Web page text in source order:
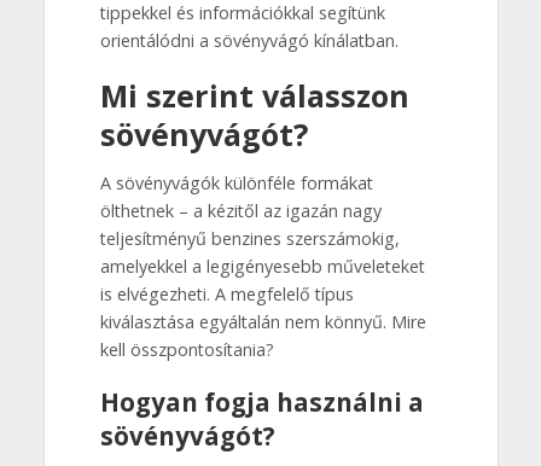
tippekkel és információkkal segítünk
orientálódni a sövényvágó kínálatban.
Mi szerint válasszon
sövényvágót?
A sövényvágók különféle formákat
ölthetnek – a kézitől az igazán nagy
teljesítményű benzines szerszámokig,
amelyekkel a legigényesebb műveleteket
is elvégezheti. A megfelelő típus
kiválasztása egyáltalán nem könnyű. Mire
kell összpontosítania?
Hogyan fogja használni a
sövényvágót?